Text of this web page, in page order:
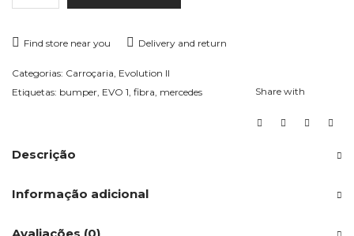
Embaladeiras
2 Find store near you Delivery and return
Categorias: Carroçaria, Evolution II
Etiquetas: bumper, EVO 1, fibra, mercedes Share with
Descrição
Informação adicional